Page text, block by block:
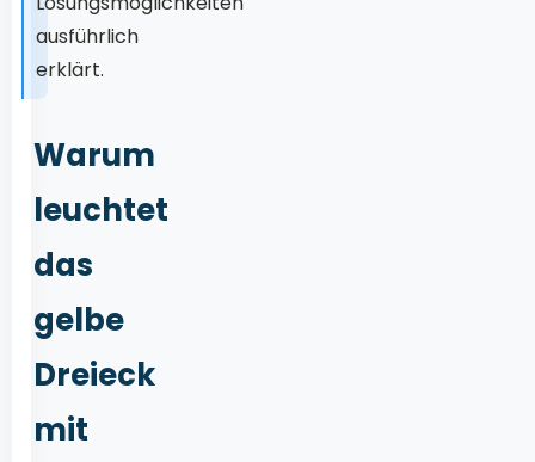
ausführlich
erklärt.
Warum
leuchtet
das
gelbe
Dreieck
mit